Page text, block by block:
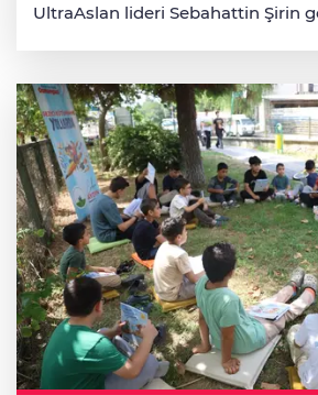
UltraAslan lideri Sebahattin Şirin